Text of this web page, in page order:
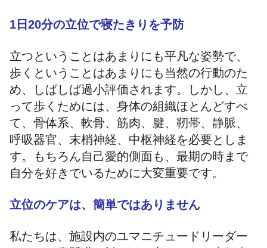
1日20分の立位で寝たきりを予防
立つということはあまりにも平凡な姿勢で、
歩くということはあまりにも当然の行動のた
め、しばしば過小評価されます。しかし、立
って歩くためには、身体の組織ほとんどすべ
て、骨体系、軟骨、筋肉、腱、靭帯、静脈、
呼吸器官、末梢神経、中枢神経を必要としま
す。もちろん自己愛的側面も、最期の時まで
自分を好きでいるために大変重要です。
立位のケアは、簡単ではありません
私たちは、施設内のユマニチュードリーダー